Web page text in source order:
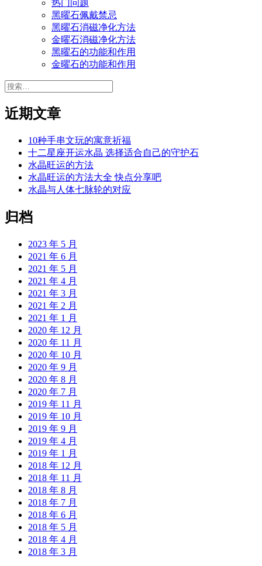
热门问题
黑曜石佩戴禁忌
黑曜石消磁净化方法
金曜石消磁净化方法
黑曜石的功能和作用
金曜石的功能和作用
搜
近期文章
10种手串文玩的寓意祈福
十二星座开运水晶 选择适合自己的守护石
水晶旺运的方法
水晶旺运的方法大全 快点分享吧
水晶与人体七脉轮的对应
归档
2023 年 5 月
2021 年 6 月
2021 年 5 月
2021 年 4 月
2021 年 3 月
2021 年 2 月
2021 年 1 月
2020 年 12 月
2020 年 11 月
2020 年 10 月
2020 年 9 月
2020 年 8 月
2020 年 7 月
2019 年 11 月
2019 年 10 月
2019 年 9 月
2019 年 4 月
2019 年 1 月
2018 年 12 月
2018 年 11 月
2018 年 8 月
2018 年 7 月
2018 年 6 月
2018 年 5 月
2018 年 4 月
2018 年 3 月